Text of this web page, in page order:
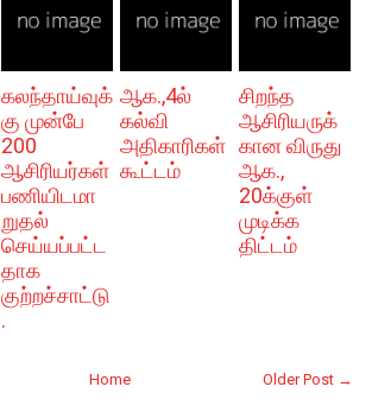
கலந்தாய்வுக்
கு முன்பே
200
ஆசிரியர்கள்
பணியிடமா
றுதல்
செய்யப்பட்ட
தாக
குற்றச்சாட்டு
.
ஆக.,4ல்
கல்வி
அதிகாரிகள்
கூட்டம்
சிறந்த
ஆசிரியருக்
கான விருது
ஆக.,
20க்குள்
முடிக்க
திட்டம்
Older Post →
Home